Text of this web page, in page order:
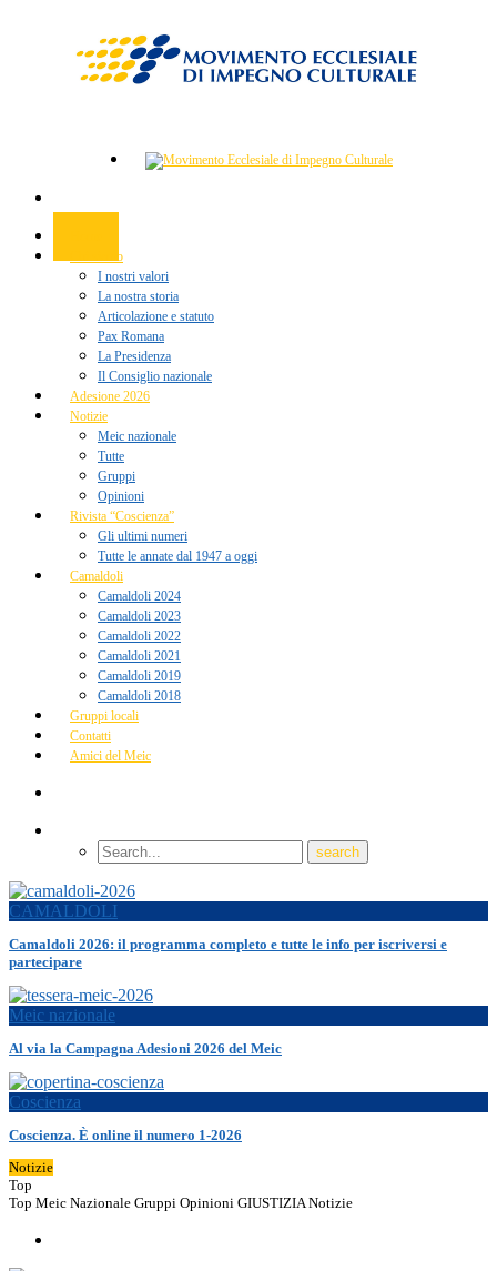
Chi siamo
I nostri valori
La nostra storia
Articolazione e statuto
Pax Romana
La Presidenza
Il Consiglio nazionale
Adesione 2026
Notizie
Meic nazionale
Tutte
Gruppi
Opinioni
Rivista “Coscienza”
Gli ultimi numeri
Tutte le annate dal 1947 a oggi
Camaldoli
Camaldoli 2024
Camaldoli 2023
Camaldoli 2022
Camaldoli 2021
Camaldoli 2019
Camaldoli 2018
Gruppi locali
Contatti
Amici del Meic
CAMALDOLI
Camaldoli 2026: il programma completo e tutte le info per iscriversi e
partecipare
Meic nazionale
Al via la Campagna Adesioni 2026 del Meic
Coscienza
Coscienza. È online il numero 1-2026
Notizie
Top
Top Meic Nazionale Gruppi Opinioni GIUSTIZIA Notizie